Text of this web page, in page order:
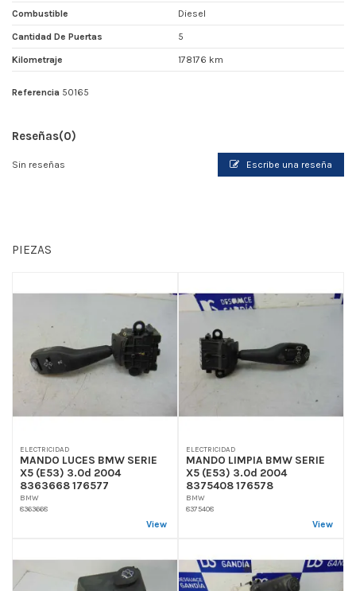
Combustible Diesel
Cantidad De Puertas 5
Kilometraje 178176 km
Referencia 50165
Reseñas(0)
Sin reseñas Escribe una reseña
PIEZAS
ELECTRICIDAD
MANDO LUCES BMW SERIE
X5 (E53) 3.0d 2004
8363668 176577
BMW
8363668
View
ELECTRICIDAD
MANDO LIMPIA BMW SERIE
X5 (E53) 3.0d 2004
8375408 176578
BMW
8375408
View